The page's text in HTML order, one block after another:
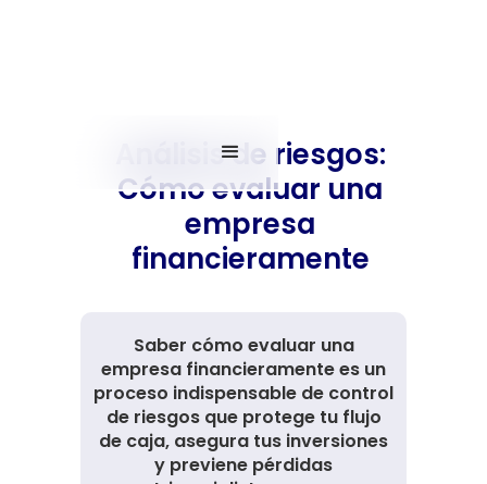
Análisis de riesgos:
Cómo evaluar una
empresa
financieramente
Saber cómo evaluar una
empresa financieramente es un
proceso indispensable de control
de riesgos que protege tu flujo
de caja, asegura tus inversiones
y previene pérdidas